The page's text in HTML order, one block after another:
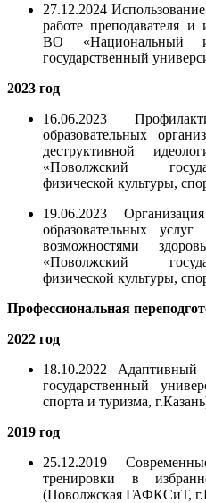
27.12.2024
работе преподавателя
ВО «Национальный
государственный
2023 год
16.06.2023
образовательных
деструктивной
«Поволжский
физической культуры,
19.06.2023
образовательных
возможностями
«Поволжский
физической культуры,
Профессиональная
2022 год
18.10.2022
государственный
спорта и туризма,
2019 год
25.12.2019
тренировки в
(Поволжская ГАФКСиТ,